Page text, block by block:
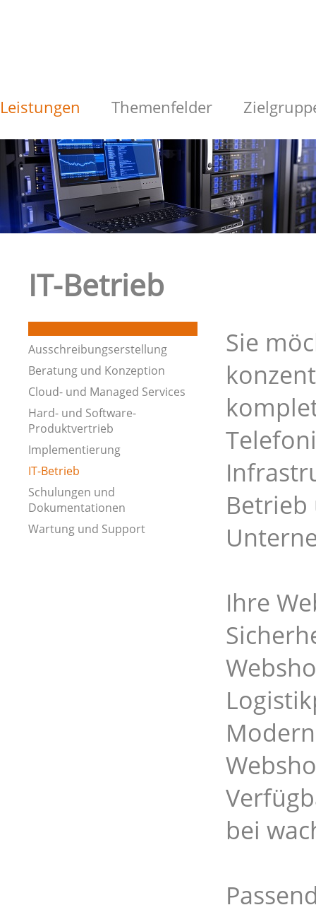
Leistungen Themenfelder
Ausschreibungserstellung
Beratung und Konzeption
Cloud- und Managed Services
Hard- und Software-
Produktvertrieb
Implementierung
IT-Betrieb
Schulungen und
Dokumentationen
Wartung und Support
IT-Betrieb
Sie
Ihre
bei